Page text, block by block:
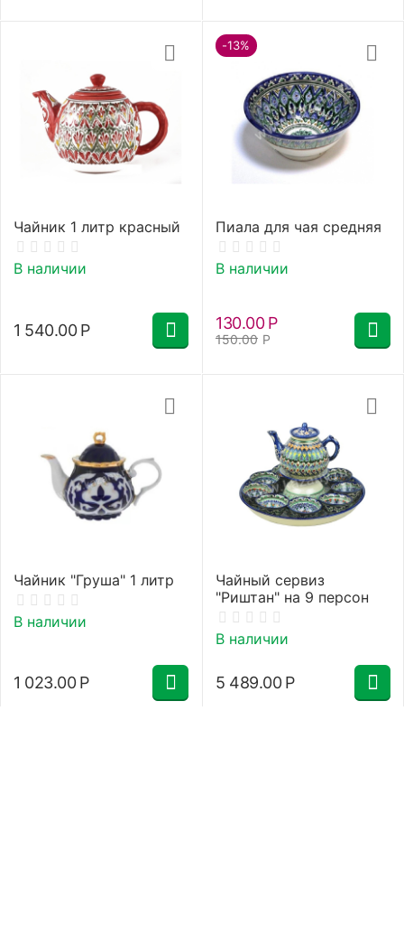
Чайник 1 литр красный
В наличии
1 540.00 Р
-13%
Пиала для чая средняя
В наличии
150.00 Р
130.00 Р
Чайник "Груша" 1 литр
В наличии
1 023.00 Р
Чайный сервиз
"Риштан" на 9 персон
В наличии
5 489.00 Р